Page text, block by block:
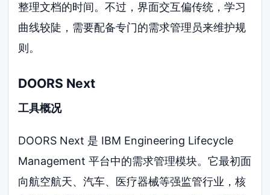
整理文档的时间。不过，界面交互偏传统，学习
曲线较陡，需要配备专门的需求管理员来维护规
则。
DOORS Next
工具概况
DOORS Next 是 IBM Engineering Lifecycle
Management 平台中的需求管理模块。它最初面
向航空航天、汽车、医疗器械等强监管行业，核